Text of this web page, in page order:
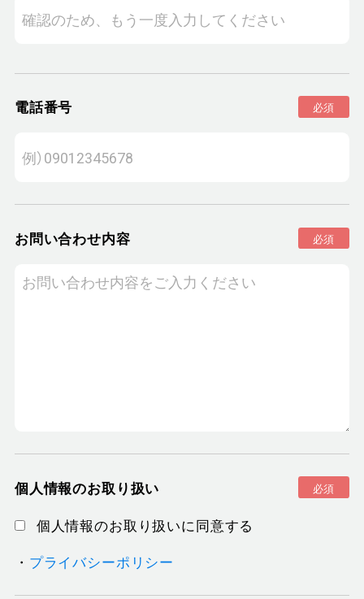
電話番号 必須
お問い合わせ内容 必須
個人情報のお取り扱い 必須
個人情報のお取り扱いに同意する
・ プライバシーポリシー